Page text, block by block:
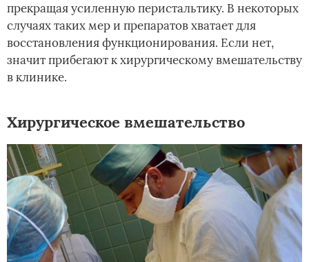
прекращая усиленную перистальтику. В некоторых
случаях таких мер и препаратов хватает для
восстановления функционирования. Если нет,
значит прибегают к хирургическому вмешательству
в клинике.
Хирургическое вмешательство